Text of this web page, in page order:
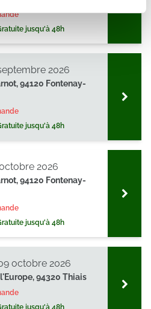
de personnaliser le contenu
fonctionnalités relatives aux
notre trafic. Nous
de médias sociaux, de
peuvent combiner celles-ci
que vous leur avez fournies
de votre utilisation de leurs
jusqu'à 48h
94120 Fontenay-
jusqu'à 48h
2026
94120 Fontenay-
jusqu'à 48h
2026
94320 Thiais
jusqu'à 48h
octobre 2026